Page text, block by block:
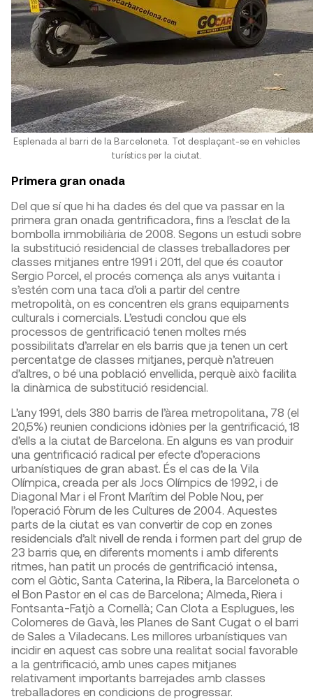
Esplenada al barri de la Barceloneta. Tot desplaçant-se en vehicles
turístics per la ciutat.
Primera gran onada
Del que sí que hi ha dades és del que va passar en la
primera gran onada gentrificadora, fins a l’esclat de la
bombolla immobiliària de 2008. Segons un estudi sobre
la substitució residencial de classes treballadores per
classes mitjanes entre 1991 i 2011, del que és coautor
Sergio Porcel, el procés comença als anys vuitanta i
s’estén com una taca d’oli a partir del centre
metropolità, on es concentren els grans equipaments
culturals i comercials. L’estudi conclou que els
processos de gentrificació tenen moltes més
possibilitats d’arrelar en els barris que ja tenen un cert
percentatge de classes mitjanes, perquè n’atreuen
d’altres, o bé una població envellida, perquè això facilita
la dinàmica de substitució residencial.
L’any 1991, dels 380 barris de l’àrea metropolitana, 78 (el
20,5%) reunien condicions idònies per la gentrificació, 18
d’ells a la ciutat de Barcelona. En alguns es van produir
una gentrificació radical per efecte d’operacions
urbanístiques de gran abast. És el cas de la Vila
Olímpica, creada per als Jocs Olímpics de 1992, i de
Diagonal Mar i el Front Marítim del Poble Nou, per
l’operació Fòrum de les Cultures de 2004. Aquestes
parts de la ciutat es van convertir de cop en zones
residencials d’alt nivell de renda i formen part del grup de
23 barris que, en diferents moments i amb diferents
ritmes, han patit un procés de gentrificació intensa,
com el Gòtic, Santa Caterina, la Ribera, la Barceloneta o
el Bon Pastor en el cas de Barcelona; Almeda, Riera i
Fontsanta-Fatjò a Cornellà; Can Clota a Esplugues, les
Colomeres de Gavà, les Planes de Sant Cugat o el barri
de Sales a Viladecans. Les millores urbanístiques van
incidir en aquest cas sobre una realitat social favorable
a la gentrificació, amb unes capes mitjanes
relativament importants barrejades amb classes
treballadores en condicions de progressar.